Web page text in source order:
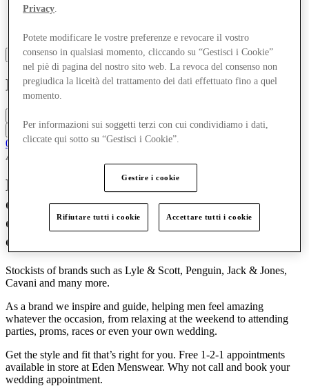
Eden
Contatta la boutique
01543 212554
Abbigliamento
Eden Menswear is a growing fashion
outlet that is devoted to featuring top-
quality premium brands from suiting to
casual wear.
Stockists of brands such as Lyle & Scott, Penguin, Jack & Jones,
Cavani and many more.
As a brand we inspire and guide, helping men feel amazing
whatever the occasion, from relaxing at the weekend to attending
parties, proms, races or even your own wedding.
Get the style and fit that’s right for you. Free 1-2-1 appointments
available in store at Eden Menswear. Why not call and book your
wedding appointment.
Privacy
Potete modificare le vostre preferenze e revocare il vostro
consenso in qualsiasi momento, cliccando su “Gestisci i Cookie”
nel piè di pagina del nostro sito web. La revoca del consenso non
pregiudica la liceità del trattamento dei dati effettuato fino a quel
momento.
Per informazioni sui soggetti terzi con cui condividiamo i dati,
cliccate qui sotto su “Gestisci i Cookie”.
Gestire i cookie
Rifiutare tutti i cookie Accettare tutti i cookie